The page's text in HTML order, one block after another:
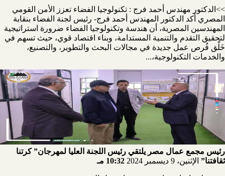
>>الدكتور مهندس أحمد فرج : تكنولوجيا الفضاء تعزز الأمن القومي
المصري أكد الدكتور المهندس أحمد فرج- رئيس لجنة الفضاء بنقابة
المهندسين المصرية، أن هندسة وتكنولوجيا الفضاء ضرورة استراتيجية
لتحقيق التقدم والتنمية المستدامة، وبناء اقتصاد قوي، حيث تسهم في
خَلْق فُرص عمل جديدة في مجالات البحث والتطوير، والتصنيع،
والخدمات التكنولوجية،...
رئيس مجمع عمال مصر يلتقي رئيس اللجنة العليا لمهرجان” كرتنا
ثقافتنا” الإثنين، 9 ديسمبر 2024 10:32 مـ